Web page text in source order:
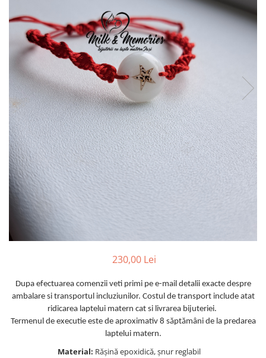
Vouchere Cadou
Seturi bijuterii
Seturi din argint
Seturi din aur
230,00 Lei
Dupa efectuarea comenzii veti primi pe e-mail detalii exacte despre
ambalare si transportul incluziunilor. Costul de transport include atat
ridicarea laptelui matern cat si livrarea bijuteriei.
Termenul de executie este de aproximativ 8 săptămâni de la predarea
laptelui matern.
Material: Rășină epoxidică, șnur reglabil